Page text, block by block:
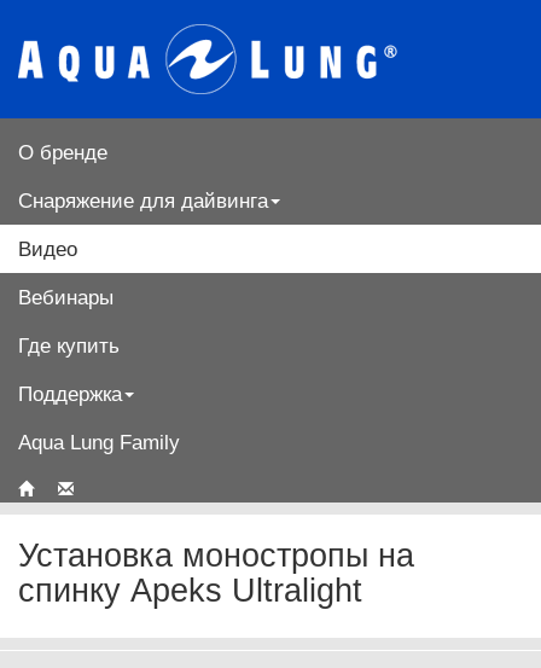
О бренде
Снаряжение для дайвинга
Видео
Вебинары
Где купить
Поддержка
Aqua Lung Family
Установка моностропы на
спинку Apeks Ultralight